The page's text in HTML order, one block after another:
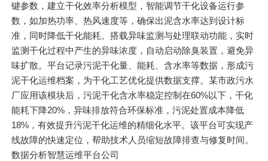
键参数，建立干化效率分析模型，智能调节干化设备运行参
数，如加热功率、热风速度等，确保出泥含水率达到设计标
准，同时降低干化能耗。搭载异味监测与处理联动功能，实时
监测干化过程中产生的异味浓度，自动启动除臭装置，避免异
味扩散。平台记录污泥干化量、能耗、含水率等数据，形成污
泥干化运维档案，为干化工艺优化提供数据支撑。某市政污水
厂应用该模块后，污泥干化含水率稳定控制在60%以下，干化
能耗下降20%，异味排放符合环保标准，污泥处置成本降低
18%，有效提升污泥干化运维的精细化水平。该平台可实现产
线故障的快速定位，帮助技术人员缩短故障排查与修复时间。
数据分析智慧运维平台公司